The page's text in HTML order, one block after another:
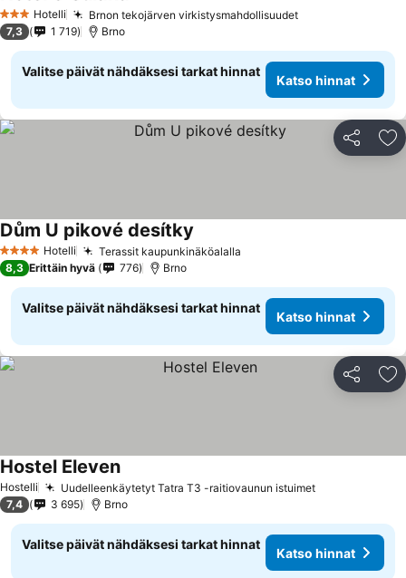
3 Tähtiluokitus
Hotelli Brnon tekojärven virkistysmahdollisuudet
7,3 1 719 Brno
Valitse päivät nähdäksesi tarkat hinnat
Katso hinnat
Jaa
4 Tähtiluokitus
Hotelli Terassit kaupunkinäköalalla
Dům U pikové desítky
8,3 Erittäin hyvä 776 Brno
Valitse päivät nähdäksesi tarkat hinnat
Katso hinnat
Jaa
Hostelli Uudelleenkäytetyt Tatra T3 -raitiovaunun istuimet
Hostel Eleven
7,4 3 695 Brno
Valitse päivät nähdäksesi tarkat hinnat
Katso hinnat